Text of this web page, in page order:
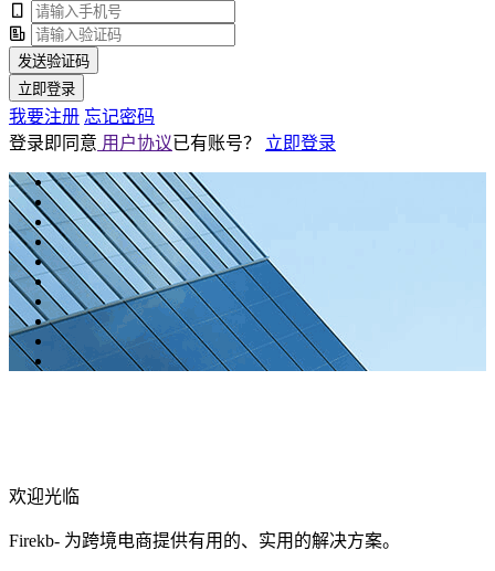
发送验证码
立即登录
我要注册 忘记密码
登录即同意 用户协议已有账号？ 立即登录
欢迎光临
Firekb- 为跨境电商提供有用的、实用的解决方案。